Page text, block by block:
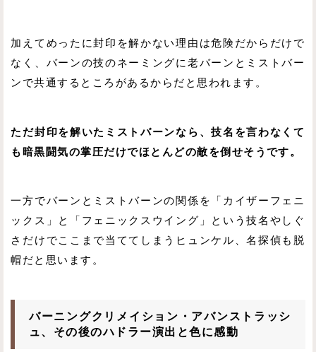
加えてめったに封印を解かない理由は危険だからだけで
なく、バーンの技のネーミングに老バーンとミストバー
ンで共通するところがあるからだと思われます。
ただ封印を解いたミストバーンなら、技名を言わなくて
も暗黒闘気の掌圧だけでほとんどの敵を倒せそうです。
一方でバーンとミストバーンの関係を「カイザーフェニ
ックス」と「フェニックスウイング」という技名やしぐ
さだけでここまで当ててしまうヒュンケル、名探偵も脱
帽だと思います。
バーニングクリメイション・アバンストラッシ
ュ、その後のハドラー演出と色に感動